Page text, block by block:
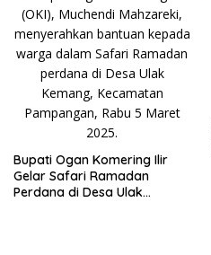
Bupati Ogan Komering Ilir
Gelar Safari Ramadan
Perdana di Desa Ulak